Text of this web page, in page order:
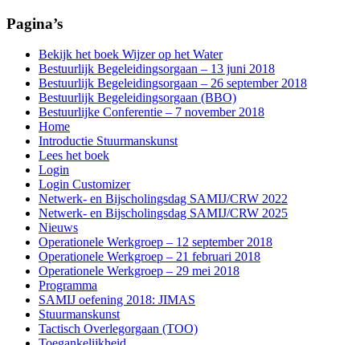
Pagina’s
Bekijk het boek Wijzer op het Water
Bestuurlijk Begeleidingsorgaan – 13 juni 2018
Bestuurlijk Begeleidingsorgaan – 26 september 2018
Bestuurlijk Begeleidingsorgaan (BBO)
Bestuurlijke Conferentie – 7 november 2018
Home
Introductie Stuurmanskunst
Lees het boek
Login
Login Customizer
Netwerk- en Bijscholingsdag SAMIJ/CRW 2022
Netwerk- en Bijscholingsdag SAMIJ/CRW 2025
Nieuws
Operationele Werkgroep – 12 september 2018
Operationele Werkgroep – 21 februari 2018
Operationele Werkgroep – 29 mei 2018
Programma
SAMIJ oefening 2018: JIMAS
Stuurmanskunst
Tactisch Overlegorgaan (TOO)